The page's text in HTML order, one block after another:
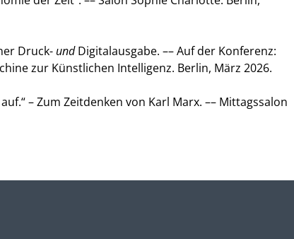
Druck- undDigitalausgabe. –– Auf der Konferenz:
zur Künstlichen Intelligenz. Berlin, März 2026.
– Zum Zeitdenken von Karl Marx. –– Mittagssalon